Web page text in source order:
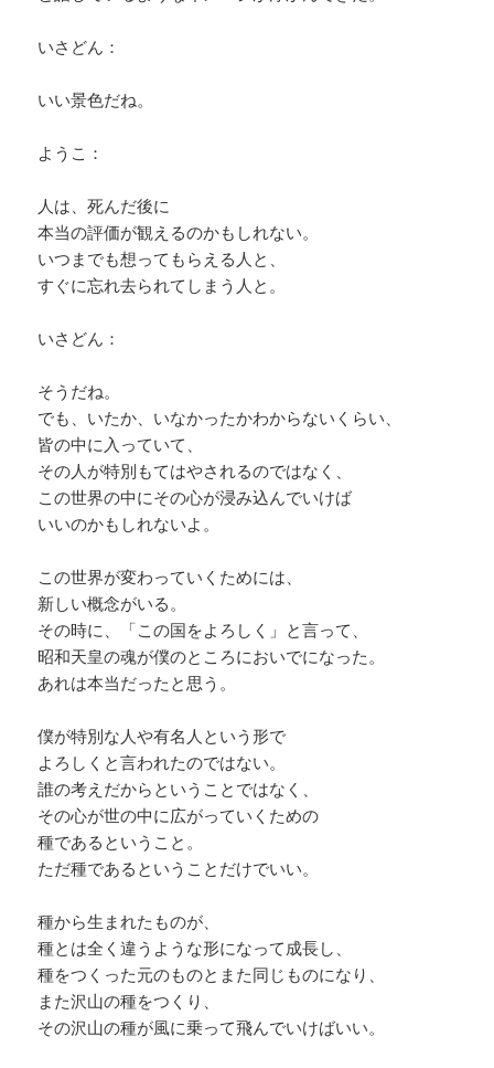
いさどん：
いい景色だね。
ようこ：
人は、死んだ後に
本当の評価が観えるのかもしれない。
いつまでも想ってもらえる人と、
すぐに忘れ去られてしまう人と。
いさどん：
そうだね。
でも、いたか、いなかったかわからないくらい、
皆の中に入っていて、
その人が特別もてはやされるのではなく、
この世界の中にその心が浸み込んでいけば
いいのかもしれないよ。
この世界が変わっていくためには、
新しい概念がいる。
その時に、「この国をよろしく」と言って、
昭和天皇の魂が僕のところにおいでになった。
あれは本当だったと思う。
僕が特別な人や有名人という形で
よろしくと言われたのではない。
誰の考えだからということではなく、
その心が世の中に広がっていくための
種であるということ。
ただ種であるということだけでいい。
種から生まれたものが、
種とは全く違うような形になって成長し、
種をつくった元のものとまた同じものになり、
また沢山の種をつくり、
その沢山の種が風に乗って飛んでいけばいい。